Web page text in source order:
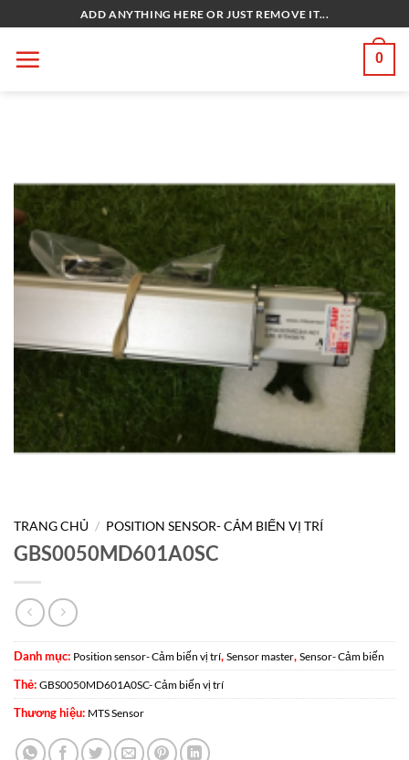
qua
nội
ADD ANYTHING HERE OR JUST REMOVE IT...
0
TRANG CHỦ / POSITION SENSOR- CẢM BIẾN VỊ TRÍ
GBS0050MD601A0SC
Danh mục: Position sensor- Cảm biến vị trí, Sensor master, Sensor- Cảm biến
Thẻ: GBS0050MD601A0SC- Cảm biến vị trí
Thương hiệu: MTS Sensor